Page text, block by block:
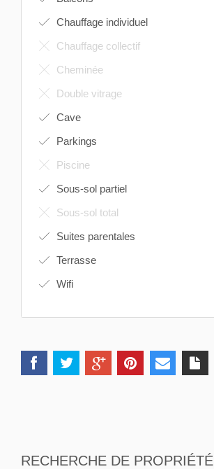
Chauffage individuel
Chauffage collectif
Cheminée
Double vitrage
Cave
Parkings
Piscine
Sous-sol partiel
Sous-sol total
Suites parentales
Terrasse
Wifi
RECHERCHE DE PROPRIÉTÉ